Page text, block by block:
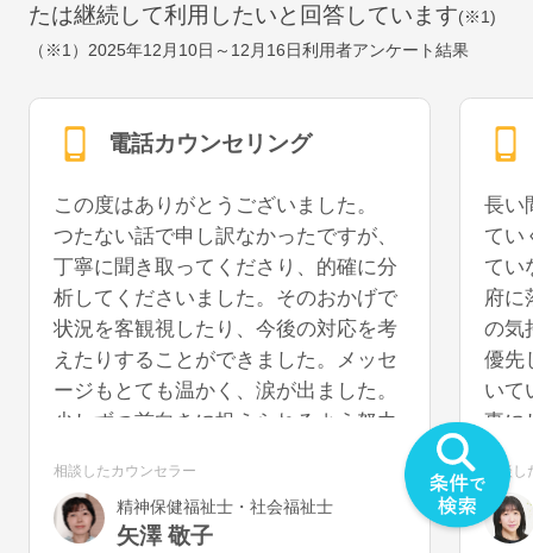
たは継続して利用したいと回答しています(※1)
（※1） 2025年12月10日～12月16日利用者アンケート結果
電話カウンセリング
この度はありがとうございました。
つたない話で申し訳なかったですが、
丁寧に聞き取ってくださり、的確に分
析してくださいました。そのおかげで
状況を客観視したり、今後の対応を考
えたりすることができました。メッセ
ージもとても温かく、涙が出ました。
少しずつ前向きに捉えられるよう努力
あれば、再度お話を聞いていただける
と幸いです。
相談したカウンセラー
精神保健福祉士・社会福祉士
矢澤 敬子
長い
てい
てい
府に
の気
優先
いて
事に
う
を切
気が
う
相談